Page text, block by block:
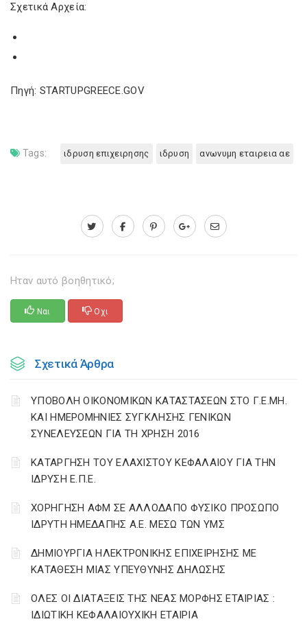
Σχετικά Αρχεία:
Πηγή: STARTUPGREECE.GOV
Tags: ιδρυση επιχειρησης ιδρυση ανωνυμη εταιρεια αε
Ηταν αυτό βοηθητικό;
Ναι Οχι
Σχετικά Άρθρα
ΥΠΟΒΟΛΗ ΟΙΚΟΝΟΜΙΚΩΝ ΚΑΤΑΣΤΑΣΕΩΝ ΣΤΟ Γ.Ε.ΜΗ.
ΚΑΙ ΗΜΕΡΟΜΗΝΙΕΣ ΣΥΓΚΛΗΣΗΣ ΓΕΝΙΚΩΝ
ΣΥΝΕΛΕΥΣΕΩΝ ΓΙΑ ΤΗ ΧΡΗΣΗ 2016
ΚΑΤΑΡΓΗΣΗ ΤΟΥ ΕΛΑΧΙΣΤΟΥ ΚΕΦΑΛΑΙΟΥ ΓΙΑ ΤΗΝ
ΙΔΡΥΣΗ Ε.Π.Ε.
ΧΟΡΗΓΗΣΗ ΑΦΜ ΣΕ ΑΛΛΟΔΑΠΟ ΦΥΣΙΚΟ ΠΡΟΣΩΠΟ
ΙΔΡΥΤΗ ΗΜΕΔΑΠΗΣ Α.Ε. ΜΕΣΩ ΤΩΝ ΥΜΣ
ΔΗΜΙΟΥΡΓΙΑ ΗΛΕΚΤΡΟΝΙΚΗΣ ΕΠΙΧΕΙΡΗΣΗΣ ΜΕ
ΚΑΤΑΘΕΣΗ ΜΙΑΣ ΥΠΕΥΘΥΝΗΣ ΔΗΛΩΣΗΣ
ΟΛΕΣ ΟΙ ΔΙΑΤΑΞΕΙΣ ΤΗΣ ΝΕΑΣ ΜΟΡΦΗΣ ΕΤΑΙΡΙΑΣ :
ΙΔΙΩΤΙΚΗ ΚΕΦΑΛΑΙΟΥΧΙΚΗ ΕΤΑΙΡΙΑ